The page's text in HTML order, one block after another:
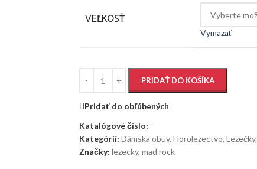
VEĽKOSŤ
Vymazať
PRIDAŤ DO KOŠÍKA
Pridať do obľúbených
Katalógové číslo: -
Kategórií: Dámska obuv, Horolezectvo, Lezečky,
Značky: lezecky, mad rock